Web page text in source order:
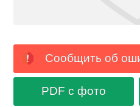
Сообщить об
PDF с фото